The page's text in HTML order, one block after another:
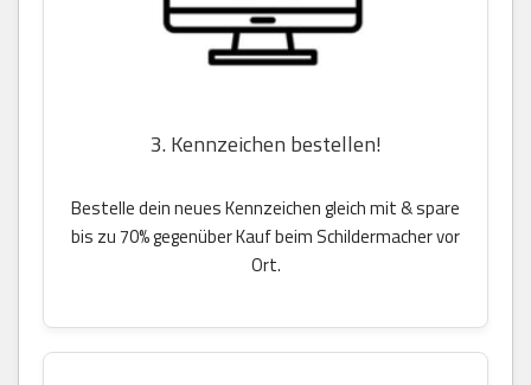
3. Kennzeichen bestellen!
Bestelle dein neues Kennzeichen gleich mit & spare
bis zu 70% gegenüber Kauf beim Schildermacher vor
Ort.